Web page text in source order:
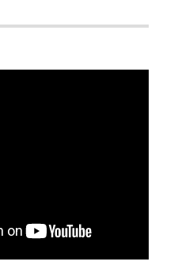
बल्कि अगले सीजन के पहले
बाहर कर दिया गया है।
राह को चुना। ट्रॉफी
के कुछ ही समय बाद दोनों